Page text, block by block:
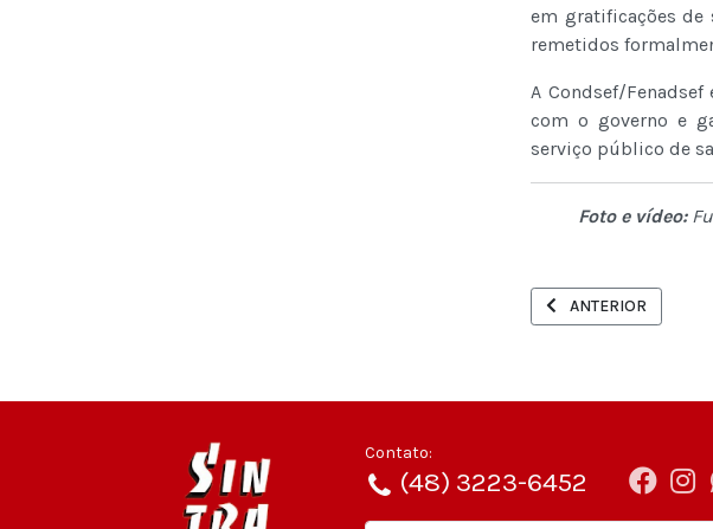
em gratificações de
remetidos
A Condsef/
com o governo e
serviço público de
Foto e vídeo:
ARTIGO ANTERIOR:
ANTERIOR
Contato:
(48) 3223-6452